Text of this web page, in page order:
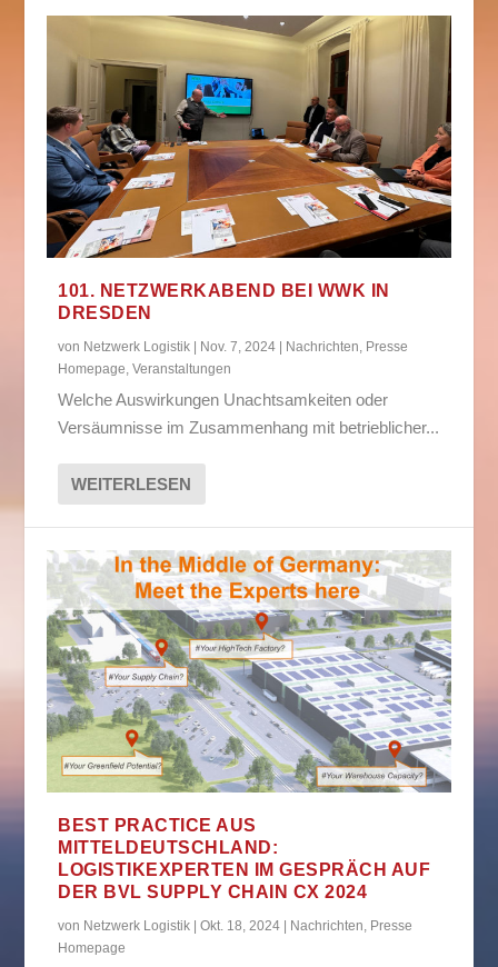
101. NETZWERKABEND BEI WWK IN
DRESDEN
von Netzwerk Logistik | Nov. 7, 2024 | Nachrichten Presse
Homepage ,Veranstaltungen
Welche Auswirkungen Unachtsamkeiten oder
Versäumnisse im Zusammenhang mit betrieblicher...
WEITERLESEN
BEST PRACTICE AUS
MITTELDEUTSCHLAND:
LOGISTIKEXPERTEN IM GESPRÄCH AUF
DER BVL SUPPLY CHAIN CX 2024
von Netzwerk Logistik |Okt. 18, 2024 | Nachrichten Presse
Homepage